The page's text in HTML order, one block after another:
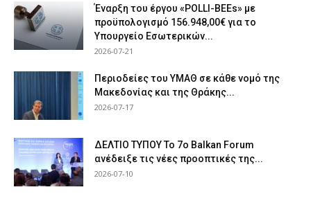
Έναρξη του έργου «POLLI-BEEs» με
προϋπολογισμό 156.948,00€ για το
Υπουργείο Εσωτερικών...
2026-07-21
Περιοδείες του ΥΜΑΘ σε κάθε νομό της
Μακεδονίας και της Θράκης...
2026-07-17
ΔΕΛΤΙΟ ΤΥΠΟΥ Το 7ο Balkan Forum
ανέδειξε τις νέες προοπτικές της...
2026-07-10